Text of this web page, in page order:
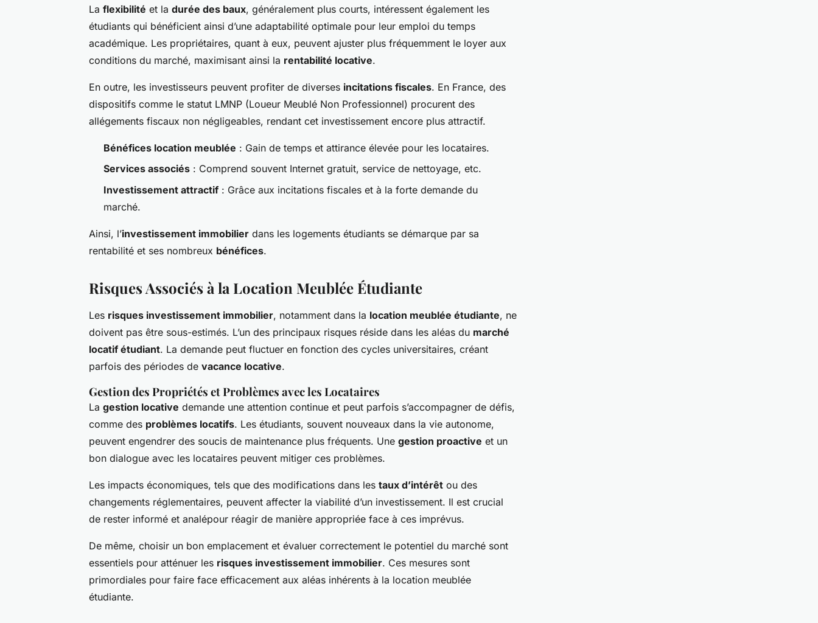
La flexibilité et la durée des baux, généralement plus courts, intéressent également les
étudiants qui bénéficient ainsi d’une adaptabilité optimale pour leur emploi du temps
académique. Les propriétaires, quant à eux, peuvent ajuster plus fréquemment le loyer aux
conditions du marché, maximisant ainsi la rentabilité locative.
En outre, les investisseurs peuvent profiter de diverses incitations fiscales. En France, des
dispositifs comme le statut LMNP (Loueur Meublé Non Professionnel) procurent des
allégements fiscaux non négligeables, rendant cet investissement encore plus attractif.
Bénéfices location meublée : Gain de temps et attirance élevée pour les locataires.
Services associés : Comprend souvent Internet gratuit, service de nettoyage, etc.
Investissement attractif: Grâce aux incitations fiscales et à la forte demande du
marché.
Ainsi, l’investissement immobilier dans les logements étudiants se démarque par sa
rentabilité et ses nombreux bénéfices.
Risques Associés à la Location Meublée Étudiante
Les risques investissement immobilier, notamment dans la location meublée étudiante, ne
doivent pas être sous-estimés. L’un des principaux risques réside dans les aléas du marché
locatif étudiant. La demande peut fluctuer en fonction des cycles universitaires, créant
parfois des périodes de vacance locative.
Gestion des Propriétés et Problèmes avec les Locataires
La gestion locative demande une attention continue et peut parfois s’accompagner de défis,
comme des problèmes locatifs. Les étudiants, souvent nouveaux dans la vie autonome,
peuvent engendrer des soucis de maintenance plus fréquents. Une gestion proactive et un
bon dialogue avec les locataires peuvent mitiger ces problèmes.
Les impacts économiques, tels que des modifications dans les taux d’intérêt ou des
changements réglementaires, peuvent affecter la viabilité d’un investissement. Il est crucial
de rester informé et analépour réagir de manière appropriée face à ces imprévus.
De même, choisir un bon emplacement et évaluer correctement le potentiel du marché sont
essentiels pour atténuer les risques investissement immobilier. Ces mesures sont
primordiales pour faire face efficacement aux aléas inhérents à la location meublée
étudiante.